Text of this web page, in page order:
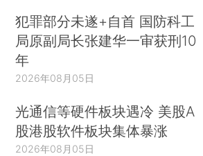
犯罪部分未遂+自首 国防科工
局原副局长张建华一审获刑10
年
2026年08月05日
光通信等硬件板块遇冷 美股A
股港股软件板块集体暴涨
2026年08月05日